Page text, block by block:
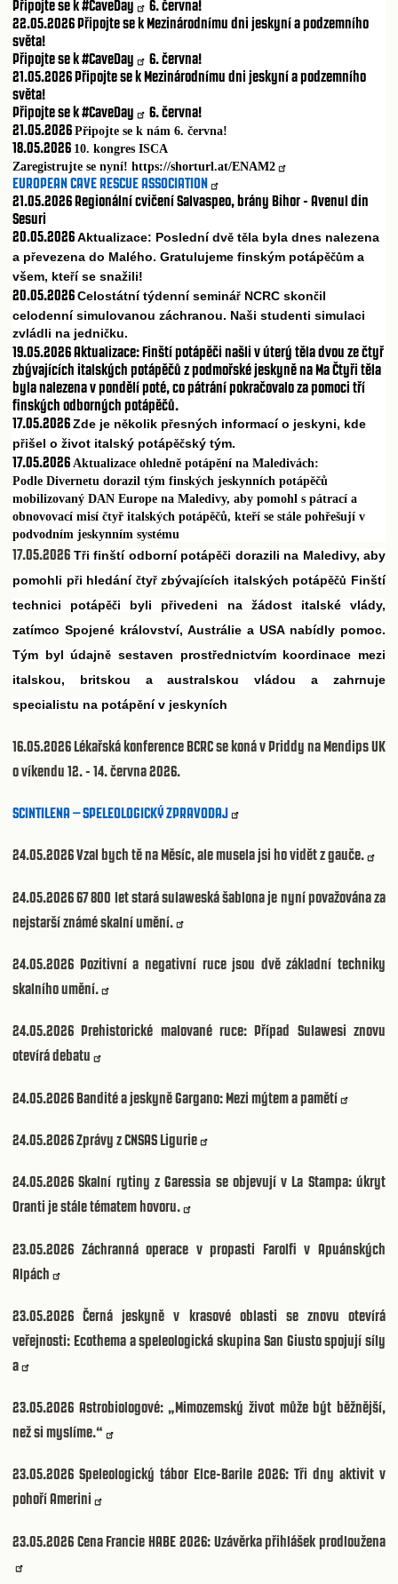
Připojte se k#CaveDay
6. června!
22.05.2026 Připojte se k Mezinárodnímu dni jeskyní a podzemního
světa!
Připojte se k#CaveDay
6. června!
21.05.2026 Připojte se k Mezinárodnímu dni jeskyní a podzemního
světa!
Připojte se k#CaveDay
6. června!
21.05.2026 Připojte se k nám 6. června!
18.05.2026 10. kongres ISCA
Zaregistrujte se nyní! https://shorturl.at/ENAM2
EUROPEAN CAVE RESCUE ASSOCIATION
21.05.2026Regionální cvičení Salvaspeo, brány Bihor - Avenul din
Sesuri
20.05.2026Aktualizace: Poslední dvě těla byla dnes nalezena
a převezena do Malého. Gratulujeme finským potápěčům a
všem, kteří se snažili!
20.05.2026Celostátní týdenní seminář NCRC skončil
celodenní simulovanou záchranou. Naši studenti simulaci
zvládli na jedničku.
19.05.2026Aktualizace: Finští potápěči našli v úterý těla dvou ze čtyř
zbývajících italských potápěčů z podmořské jeskyně na Ma Čtyři těla
byla nalezena v pondělí poté, co pátrání pokračovalo za pomoci tří
finských odborných potápěčů.
17.05.2026Zde je několik přesných informací o jeskyni, kde
přišel o život italský potápěčský tým.
17.05.2026 Aktualizace ohledně potápění na Maledivách:
Podle Divernetu dorazil tým finských jeskynních potápěčů
mobilizovaný DAN Europe na Maledivy, aby pomohl s pátrací a
obnovovací misí čtyř italských potápěčů, kteří se stále pohřešují v
podvodním jeskynním systému
17.05.2026 Tři finští odborní potápěči dorazili na Maledivy, aby
pomohli při hledání čtyřzbývajících italských potápěčů Finští
technici potápěči byli přivedeni na žádost italské vlády,
zatímco Spojené království, Austrálie a USA nabídly pomoc.
Tým byl údajně sestaven prostřednictvím koordinace mezi
italskou, britskou a australskou vládou a zahrnuje
specialistu na potápění v jeskyních
16.05.2026Lékařská konference BCRC se koná v Priddy na Mendips UK
o víkendu 12. - 14. června 2026.
SCINTILENA – SPELEOLOGICKÝ ZPRAVODAJ
24.05.2026Vzal bych tě na Měsíc, ale musela jsi ho vidět z gauče.
24.05.202667 800 let stará sulaweská šablona je nyní považována za
nejstarší známé skalní umění.
24.05.2026 Pozitivní a negativní ruce jsou dvě základní techniky
skalního umění.
24.05.2026Prehistorické malované ruce: Případ Sulawesi znovu
otevírá debatu
24.05.2026Bandité a jeskyně Gargano: Mezi mýtem a pamětí
24.05.2026Zprávy z CNSAS Ligurie
24.05.2026Skalní rytiny z Garessia se objevují v La Stampa: úkryt
Oranti je stále tématem hovoru.
23.05.2026 Záchranná operace v propasti Farolfi v Apuánských
Alpách
23.05.2026Černá jeskyně v krasové oblasti se znovu otevírá
veřejnosti: Ecothema a speleologická skupina San Giusto spojují síly
a
23.05.2026 Astrobiologové: „Mimozemský život může být běžnější,
než si myslíme.“
23.05.2026 Speleologický tábor Elce-Barile 2026: Tři dny aktivit v
pohoří Amerini
23.05.2026 Cena Francie HABE 2026: Uzávěrka přihlášek prodloužena